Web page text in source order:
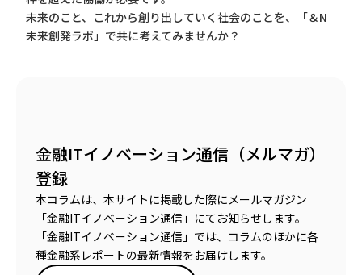
未来のこと、これから創り出していく社会のことを、「＆N
未来創発ラボ」で共に考えてみませんか？
金融ITイノベーション通信（メルマガ）
登録
本コラムは、本サイトに掲載した際にメールマガジン
「金融ITイノベーション通信」にてお知らせします。
「金融ITイノベーション通信」では、コラムのほかに各
種金融系レポートの最新情報をお届けします。